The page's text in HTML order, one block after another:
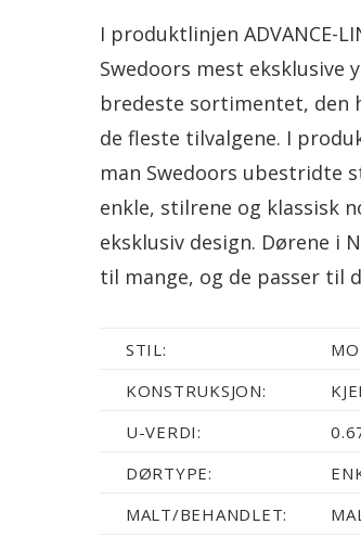
I produktlinjen ADVANCE-
Swedoors mest eksklusive
bredeste sortimentet, den
de fleste tilvalgene. I
man Swedoors ubestridte
enkle, stilrene og klassisk
eksklusiv design. Dørene i
til mange, og de passer til
STIL:
KONSTRUKSJON:
U-VERDI:
DØRTYPE:
MALT/BEHANDLET: